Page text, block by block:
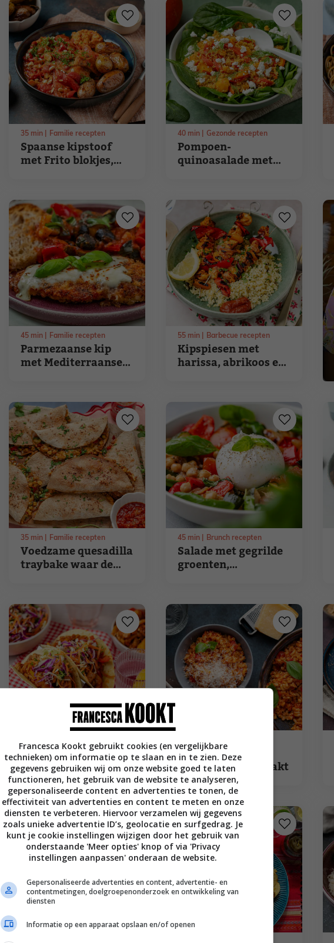
Spaanse kipstoof
met Frito blokjes,
35 min Familie recepten
Pompoen-
quinoasalade met
40 min Gezonde recepten
Parmezaanse kip
met Mediterraanse
45 min Familie recepten
Kipspiesen met
harissa, abrikoos en
55 min Barbecue recepten
Voedzame quesadilla
traybake waar de
35 min Familie recepten
Salade met gegrilde
groenten,
45 min Brunch recepten
Kip taco’s met
koolsalade en
romige knoflooksaus
Macaroni met
tomaat en kipgehakt
Francesca Kookt gebruikt cookies (en vergelijkbare
technieken) om informatie op te slaan en in te zien. Deze
gegevens gebruiken wij om onze website goed te laten
functioneren, het gebruik van de website te analyseren,
gepersonaliseerde content en advertenties te tonen, de
effectiviteit van advertenties en content te meten en onze
diensten te verbeteren. Hiervoor verzamelen wij gegevens
zoals unieke advertentie ID’s, geolocatie en surfgedrag. Je
kunt je cookie instellingen wijzigen door het gebruik van
onderstaande 'Meer opties' knop of via 'Privacy
instellingen aanpassen' onderaan de website.
Gepersonaliseerde advertenties en content, advertentie- en
contentmetingen, doelgroepenonderzoek en ontwikkeling van
diensten
Informatie op een apparaat opslaan en/of openen